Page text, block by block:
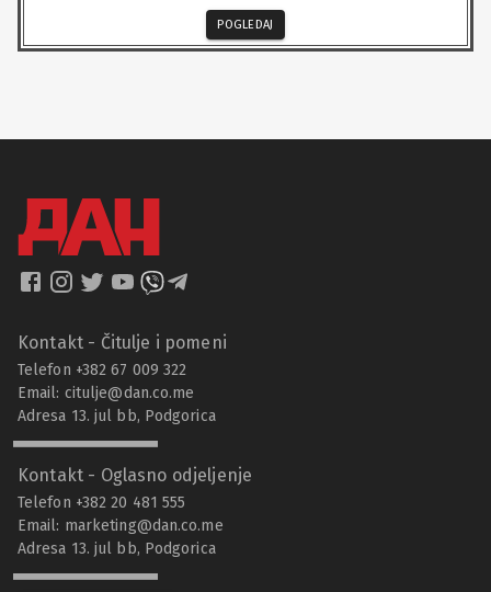
POGLEDAJ
Kontakt - Čitulje i pomeni
Telefon +382 67 009 322
Email: citulje@dan.co.me
Adresa 13. jul bb, Podgorica
Kontakt - Oglasno odjeljenje
Telefon +382 20 481 555
Email: marketing@dan.co.me
Adresa 13. jul bb, Podgorica